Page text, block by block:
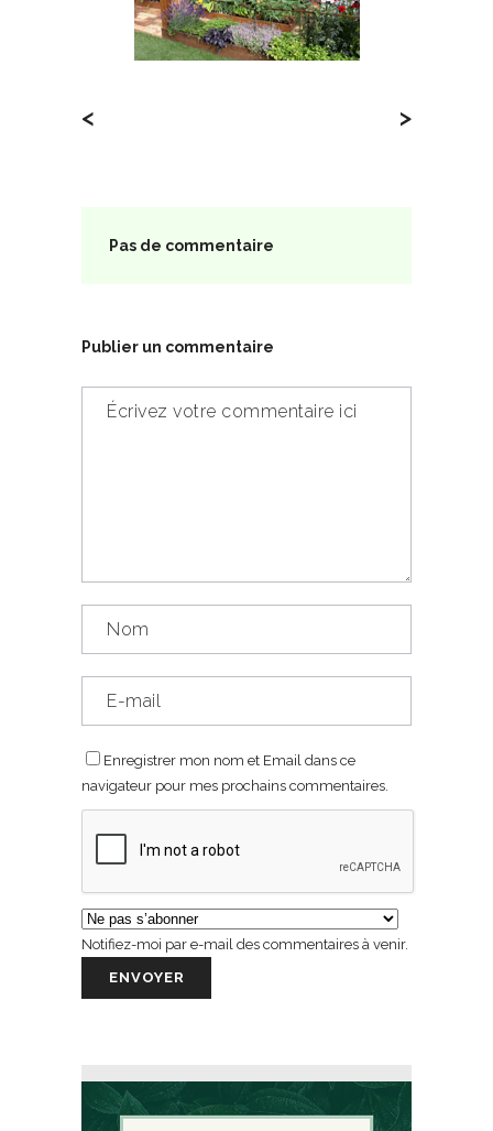
< >
Pas de commentaire
Publier un commentaire
Enregistrer mon nom et Email dans ce
navigateur pour mes prochains commentaires.
Notifiez-moi par e-mail des commentaires à venir.